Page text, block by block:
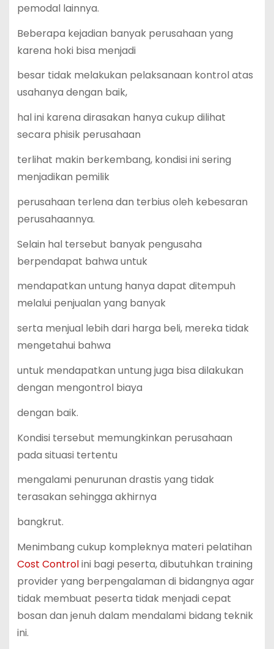
pemodal lainnya.
Beberapa kejadian banyak perusahaan yang
karena hoki bisa menjadi
besar tidak melakukan pelaksanaan kontrol atas
usahanya dengan baik,
hal ini karena dirasakan hanya cukup dilihat
secara phisik perusahaan
terlihat makin berkembang, kondisi ini sering
menjadikan pemilik
perusahaan terlena dan terbius oleh kebesaran
perusahaannya.
Selain hal tersebut banyak pengusaha
berpendapat bahwa untuk
mendapatkan untung hanya dapat ditempuh
melalui penjualan yang banyak
serta menjual lebih dari harga beli, mereka tidak
mengetahui bahwa
untuk mendapatkan untung juga bisa dilakukan
dengan mengontrol biaya
dengan baik.
Kondisi tersebut memungkinkan perusahaan
pada situasi tertentu
mengalami penurunan drastis yang tidak
terasakan sehingga akhirnya
bangkrut.
Menimbang cukup kompleknya materi pelatihan
Cost Controlini bagi peserta, dibutuhkan training
provider yang berpengalaman di bidangnya agar
tidak membuat peserta tidak menjadi cepat
bosan dan jenuh dalam mendalami bidang teknik
ini.